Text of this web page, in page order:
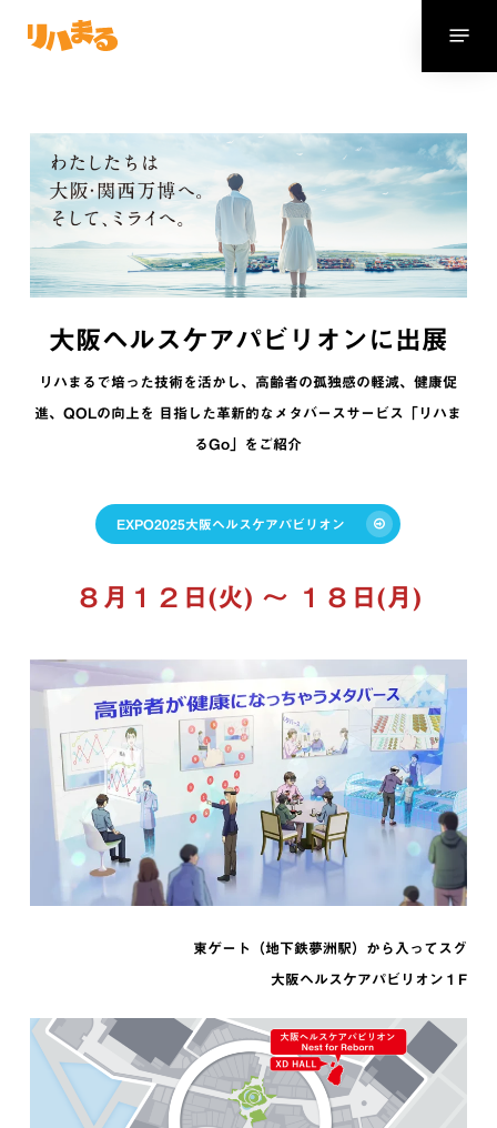
大阪ヘルスケアパビリオンに出展
リハまるで培った技術を活かし、高齢者の孤独感の軽減、健康促
進、QOLの向上を 目指した革新的なメタバースサービス「リハま
るGo」をご紹介
EXPO2025大阪ヘルスケアパビリオン
８月１２日(火) ～ １８日(月)
東ゲート（地下鉄夢洲駅）から入ってスグ
大阪ヘルスケアパビリオン１F